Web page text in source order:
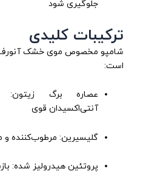
جلوگیری شود
ترکیبات کلیدی
شامپو مخصوص موی خشک آنورف
است:
عصاره برگ زیتون:
آنتی‌اکسیدان قوی
گلیسیرین: مرطوب‌کننده و
پروتئین هیدرولیز شده: